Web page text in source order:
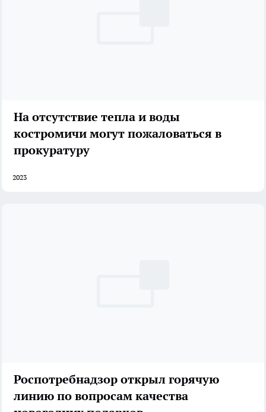
На отсутствие тепла и воды
костромичи могут пожаловаться в
прокуратуру
2023
Роспотребнадзор открыл горячую
линию по вопросам качества